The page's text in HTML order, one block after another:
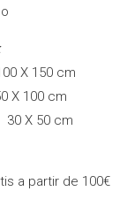
X 150 cm
X 100 cm
30 X 50 cm
a partir de 100€